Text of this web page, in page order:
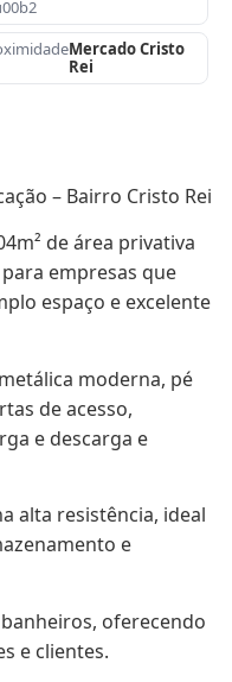
Mercado Cristo
Rei
– Bairro Cristo Rei
de área privativa
empresas que
espaço e excelente
moderna, pé
de acesso,
e descarga e
alta resistência, ideal
e
oferecendo
e clientes.